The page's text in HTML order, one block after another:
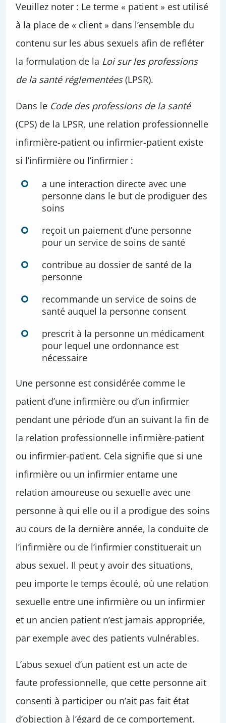
Veuillez noter : Le terme « patient » est utilisé
à la place de « client » dans l’ensemble du
contenu sur les abus sexuels afin de refléter
la formulation de la Loi sur les professions
de la santé réglementées(LPSR).
Dans le Code des professions de la santé
(CPS) de la LPSR, une relation professionnelle
infirmière-patient ou infirmier-patient existe
si l’infirmière ou l’infirmier :
a une interaction directe avec une
personne dans le but de prodiguer des
soins
reçoit un paiement d’une personne
pour un service de soins de santé
contribue au dossier de santé de la
personne
recommande un service de soins de
santé auquel la personne consent
prescrit à la personne un médicament
pour lequel une ordonnance est
nécessaire
Une personne est considérée comme le
patient d’une infirmière ou d’un infirmier
pendant une période d’un an suivant la fin de
la relation professionnelle infirmière-patient
ou infirmier-patient. Cela signifie que si une
infirmière ou un infirmier entame une
relation amoureuse ou sexuelle avec une
personne à qui elle ou il a prodigue des soins
au cours de la dernière année, la conduite de
l’infirmière ou de l’infirmier constituerait un
abus sexuel. Il peut y avoir des situations,
peu importe le temps écoulé, où une relation
sexuelle entre une infirmière ou un infirmier
et un ancien patient n’est jamais appropriée,
par exemple avec des patients vulnérables.
L’abus sexuel d’un patient est un acte de
faute professionnelle, que cette personne ait
consenti à participer ou n’ait pas fait état
d’objection à l’égard de ce comportement.